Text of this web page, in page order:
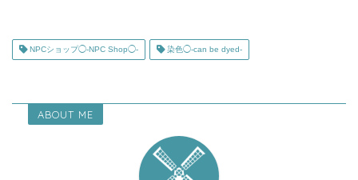
NPCショップ◯-NPC Shop◯- 染色◯-can be dyed-
ABOUT ME